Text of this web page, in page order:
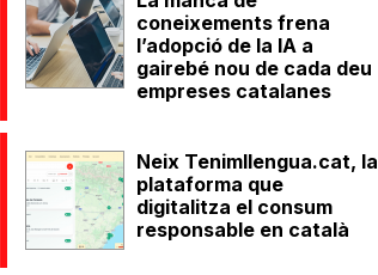
coneixements frena
l’adopció de la IA a
gairebé nou de cada deu
empreses catalanes
Neix Tenimllengua.cat, la
plataforma que
digitalitza el consum
responsable en català